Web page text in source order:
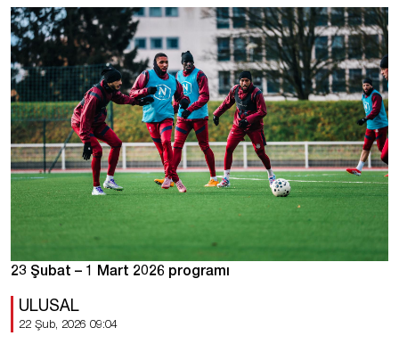
23 Şubat – 1 Mart 2026 programı
ULUSAL
22 Şub, 2026 09:04